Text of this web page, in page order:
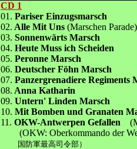
CD 1
01.Pariser Einzugsmarsch
02. Alle Mit Uns(Marschen Parade)
03. Sonnenwärts Marsch
04. Heute Muss ich Scheiden
05. Peronne Marsch
06. Deutscher Föhn Marsch
07. Panzergrenadiere Regiments
08. Anna Katharin
09. Untern' Linden Marsch
10. Mit Bomben und Granaten
11. OKW-Antwerpen Gefallen
(OKW: Oberkommando der
国防軍最高司令部）